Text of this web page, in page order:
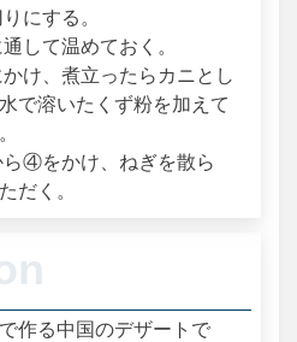
にする。
して温めておく。
け、煮立ったらカニとし
で溶いたくず粉を加えて
④をかけ、ねぎを散ら
だく。
作る中国のデザートで